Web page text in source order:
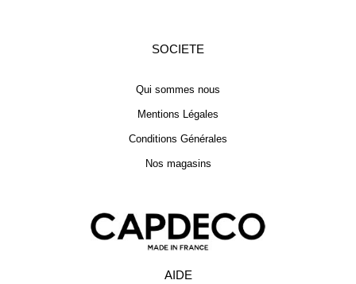
SOCIETE
Qui sommes nous
Mentions Légales
Conditions Générales
Nos magasins
AIDE